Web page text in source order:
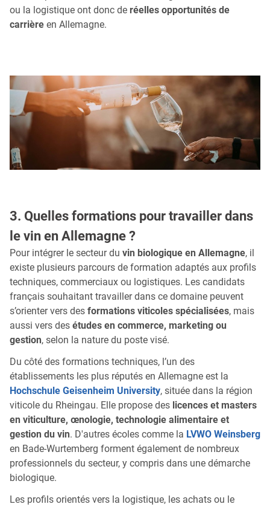
ou la logistique ont donc de réelles opportunités de
carrière en Allemagne.
3. Quelles formations pour travailler dans
le vin en Allemagne ?
Pour intégrer le secteur du vin biologique en Allemagne, il
existe plusieurs parcours de formation adaptés aux profils
techniques, commerciaux ou logistiques. Les candidats
français souhaitant travailler dans ce domaine peuvent
s’orienter vers des formations viticoles spécialisées, mais
aussi vers des études en commerce, marketing ou
gestion, selon la nature du poste visé.
Du côté des formations techniques, l’un des
établissements les plus réputés en Allemagne est la
Hochschule Geisenheim University, située dans la région
viticole du Rheingau. Elle propose des licences et masters
en viticulture, œnologie, technologie alimentaire et
gestion du vin. D'autres écoles comme la LVWO Weinsberg
en Bade-Wurtemberg forment également de nombreux
professionnels du secteur, y compris dans une démarche
biologique.
Les profils orientés vers la logistique, les achats ou le